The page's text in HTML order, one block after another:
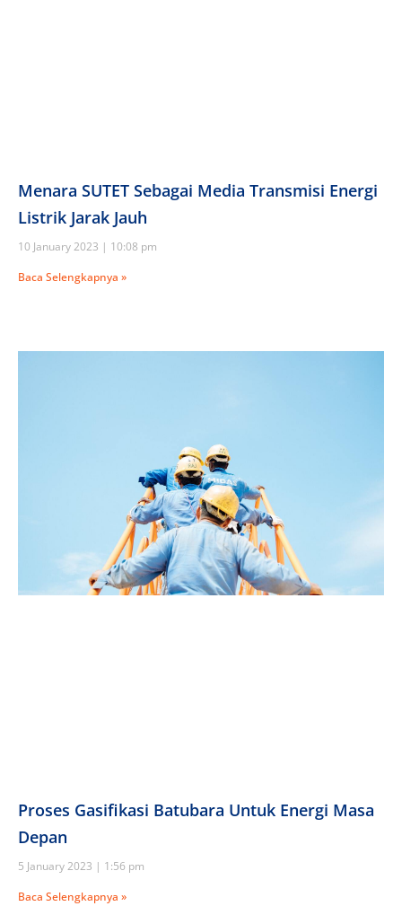
Menara SUTET Sebagai Media Transmisi Energi
Listrik Jarak Jauh
10 January 2023
10:08 pm
Baca Selengkapnya »
Proses Gasifikasi Batubara Untuk Energi Masa
Depan
5 January 2023
1:56 pm
Baca Selengkapnya »